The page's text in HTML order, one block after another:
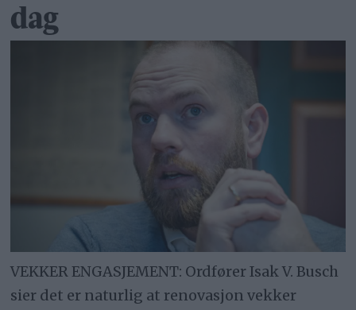
dag
VEKKER ENGASJEMENT: Ordfører Isak V. Busch
sier det er naturlig at renovasjon vekker